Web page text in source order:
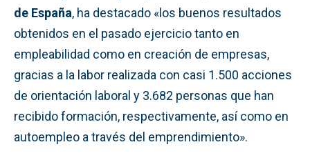
de España, ha destacado «los buenos resultados
obtenidos en el pasado ejercicio tanto en
empleabilidad como en creación de empresas,
gracias a la labor realizada con casi 1.500 acciones
de orientación laboral y 3.682 personas que han
recibido formación, respectivamente, así como en
autoempleo a través del emprendimiento».